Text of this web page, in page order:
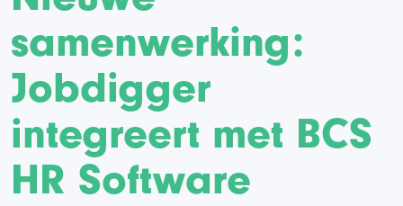
samenwerking:
Jobdigger
integreert met BCS
HR Software